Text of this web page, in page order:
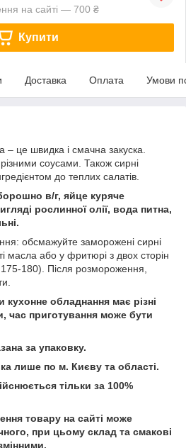
на сайті — 700 ₴
Купити
Доставка Оплата Умови
це швидка і смачна закуска.
соусами. Також сирні
до теплих салатів.
в/г, яйце куряче
рослинної олії, вода питна,
обсмажуйте заморожені сирні
масла або у фритюрі з двох сторін
180). Після розмороження,
кухонне обладнання має різні
час приготування може бути
за упаковку.
лише по м. Києву та області.
тільки за 100%
товару на сайті може
при цьому склад та смакові